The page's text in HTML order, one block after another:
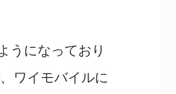
うになっており
ワイモバイルに